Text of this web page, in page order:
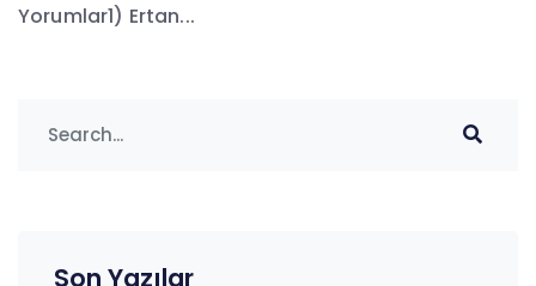
Yorumlar1) Ertan...
Son Yazılar